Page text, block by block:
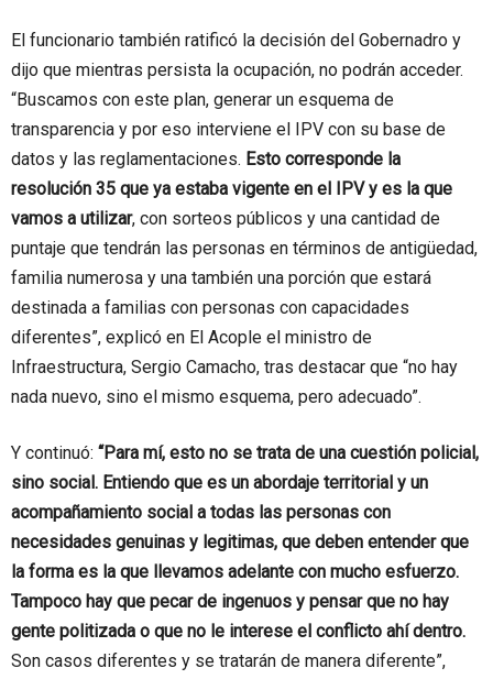
El funcionario también ratificó la decisión del Gobernadro y
dijo que mientras persista la ocupación, no podrán acceder.
“Buscamos con este plan, generar un esquema de
transparencia y por eso interviene el IPV con su base de
datos y las reglamentaciones. Esto corresponde la
resolución 35 que ya estaba vigente en el IPV y es la que
vamos a utilizar, con sorteos públicos y una cantidad de
puntaje que tendrán las personas en términos de antigüedad,
familia numerosa y una también una porción que estará
destinada a familias con personas con capacidades
diferentes”, explicó en El Acople el ministro de
Infraestructura, Sergio Camacho, tras destacar que “no hay
nada nuevo, sino el mismo esquema, pero adecuado”.
Y continuó: “Para mí, esto no se trata de una cuestión policial,
sino social. Entiendo que es un abordaje territorial y un
acompañamiento social a todas las personas con
necesidades genuinas y legitimas, que deben entender que
la forma es la que llevamos adelante con mucho esfuerzo.
Tampoco hay que pecar de ingenuos y pensar que no hay
gente politizada o que no le interese el conflicto ahí dentro.
Son casos diferentes y se tratarán de manera diferente”,